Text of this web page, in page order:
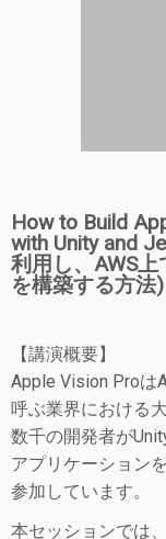
How to Build
with Unity and
利用し、AWS
を構築する方法)
【講演概要】
Apple Vision Proは
呼ぶ業界における
数千の開発者が
アプリケーション
参加しています。
本セッションでは